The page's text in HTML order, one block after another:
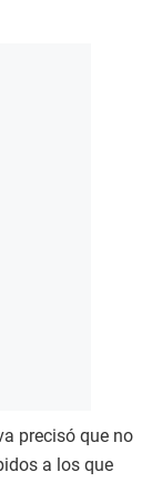
precisó que no
a los que